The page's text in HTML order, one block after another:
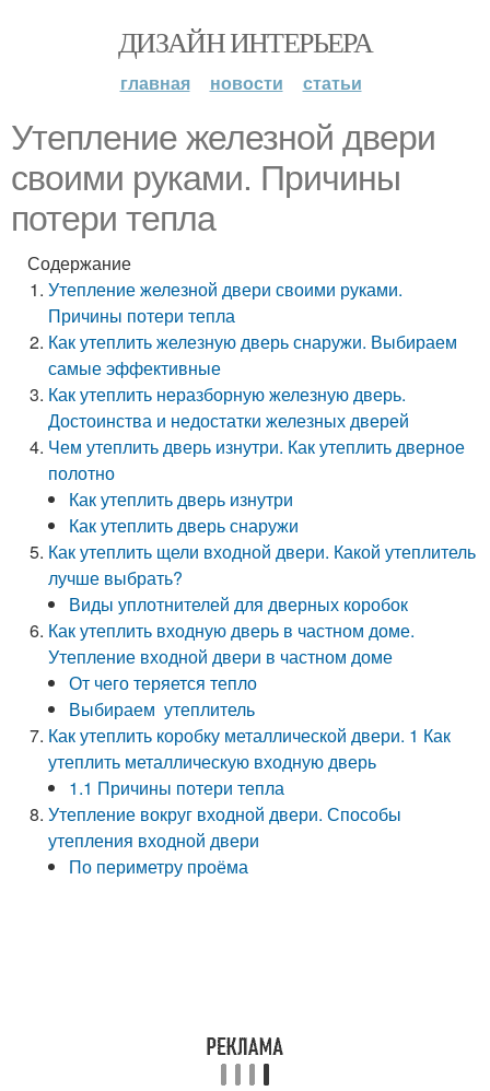
ДИЗАЙН ИНТЕРЬЕРА
главная новости статьи
Утепление железной двери
своими руками. Причины
потери тепла
Содержание
Утепление железной двери своими руками.
Причины потери тепла
Как утеплить железную дверь снаружи. Выбираем
самые эффективные
Как утеплить неразборную железную дверь.
Достоинства и недостатки железных дверей
Чем утеплить дверь изнутри. Как утеплить дверное
полотно
Как утеплить дверь изнутри
Как утеплить дверь снаружи
Как утеплить щели входной двери. Какой утеплитель
лучше выбрать?
Виды уплотнителей для дверных коробок
Как утеплить входную дверь в частном доме.
Утепление входной двери в частном доме
От чего теряется тепло
Выбираем утеплитель
Как утеплить коробку металлической двери. 1 Как
утеплить металлическую входную дверь
1.1 Причины потери тепла
Утепление вокруг входной двери. Способы
утепления входной двери
По периметру проёма